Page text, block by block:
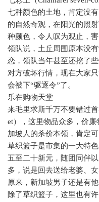
七种颜色的土地，肯定没
的自然奇观，在阳光的照
种颜色，令人叹为观止，
领队说，土丘周围原本没
恋，领队当年甚至还挖了
对方破坏行情，现在大家
会被下“驱逐令”了。
乐在购物天堂
来毛里求斯千万不要错过
et），这里物品众多，价
加坡人的杀价本领，肯定可
草织篮子是市集的一大特
五至二十新元，随团同伴
多，说是回去送给老婆、
原来，新加坡男子还是有他
除了草织篮子，这里也有